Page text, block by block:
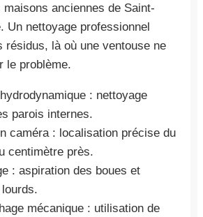
anciennes de Saint-
Un nettoyage professionnel
résidus, là où une ventouse ne
le problème.
: nettoyage
parois internes.
caméra : localisation précise du
centimètre près.
: aspiration des boues et
mécanique : utilisation de